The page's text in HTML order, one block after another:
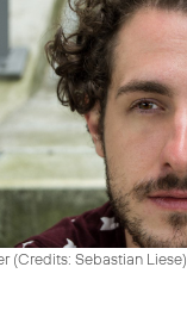
(Credits: Sebastian Liese)